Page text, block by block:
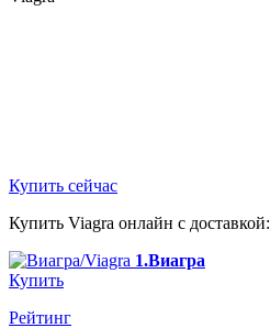
Купить сейчас
Купить Viagra онлайн с доставкой:
1.Виагра
Купить
Рейтинг